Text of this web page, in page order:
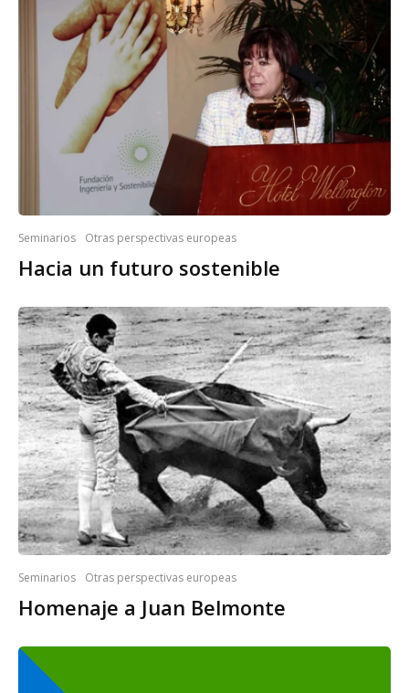
Seminarios Otras perspectivas europeas
Hacia un futuro sostenible
Seminarios Otras perspectivas europeas
Homenaje a Juan Belmonte